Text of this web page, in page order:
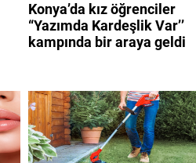
Konya’da kız öğrenciler
“Yazımda Kardeşlik Var’’
kampında bir araya geldi